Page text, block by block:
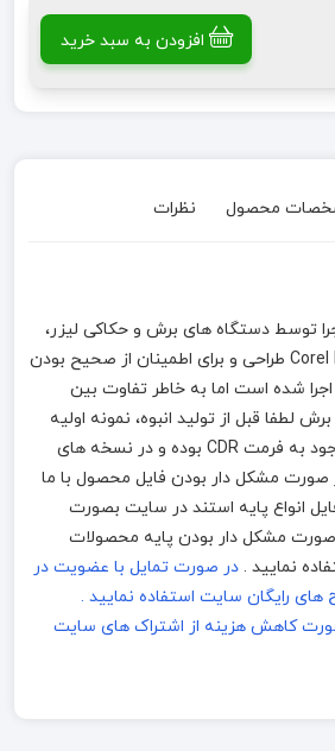
افزودن به سبد خرید
محصول نظرات
توسط دستگاه های برش و حکاکی لیزر،
که توسط نرم افزار Corel Draw طراحی و برای اطمینان از صحیح بودن
شده است اما به خاطر تفاوت بین
لطفا قبل از تولید انبوه، نمونه اولیه
ساخته شود. فایلهای موجود به فرمت CDR بوده و در نسخه های
اند در صورت مشکل دار بودن فایل محصول با ما
انواع پایه استند در سایت بصورت
صورت مشکل دار بودن پایه محصولات
نمایید . در صورت تمایل با عضویت در
های رایگان سایت استفاده نمایید .
کاهش هزینه از اشتراک های سایت